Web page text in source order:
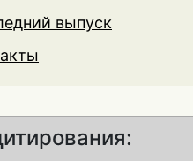
выпуск